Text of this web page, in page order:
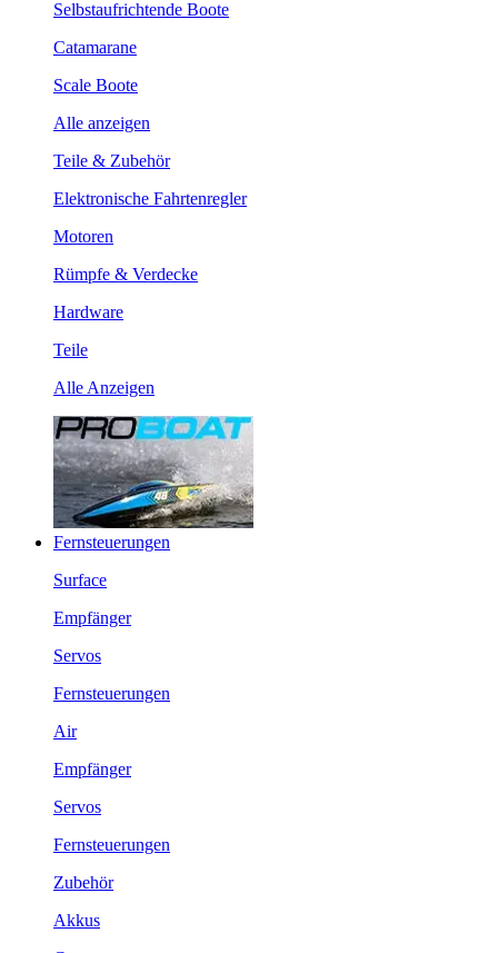
Selbstaufrichtende Boote
Catamarane
Scale Boote
Alle anzeigen
Teile & Zubehör
Elektronische Fahrtenregler
Motoren
Rümpfe & Verdecke
Hardware
Teile
Alle Anzeigen
Fernsteuerungen
Surface
Empfänger
Servos
Fernsteuerungen
Air
Empfänger
Servos
Fernsteuerungen
Zubehör
Akkus